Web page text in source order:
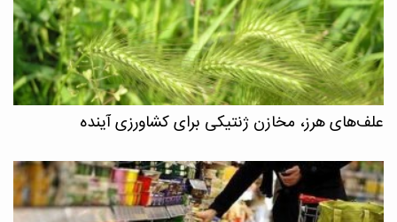
علف‌های هرز، مخازن ژنتیکی برای کشاورزی آینده